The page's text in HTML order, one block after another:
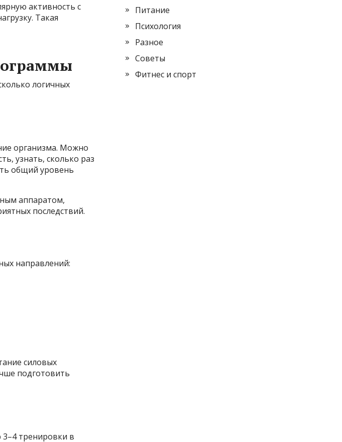
активность с
Такая
логичных
организма. Можно
узнать, сколько раз
общий уровень
аппаратом,
последствий.
направлений:
силовых
подготовить
тренировки в
Питание
Психология
Разное
Советы
Фитнес и спорт